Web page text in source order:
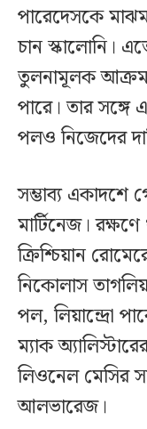
পারেদেসকে
চান স্কালোনি।
তুলনামূলক
পারে। তার সঙ্গে
পলও নিজেদের
সম্ভাব্য একাদশে
মার্টিনেজ।
ক্রিশ্চিয়ান
নিকোলাস
পল, লিয়ান্দ্রো
ম্যাক
লিওনেল মেসির
আলভারেজ।